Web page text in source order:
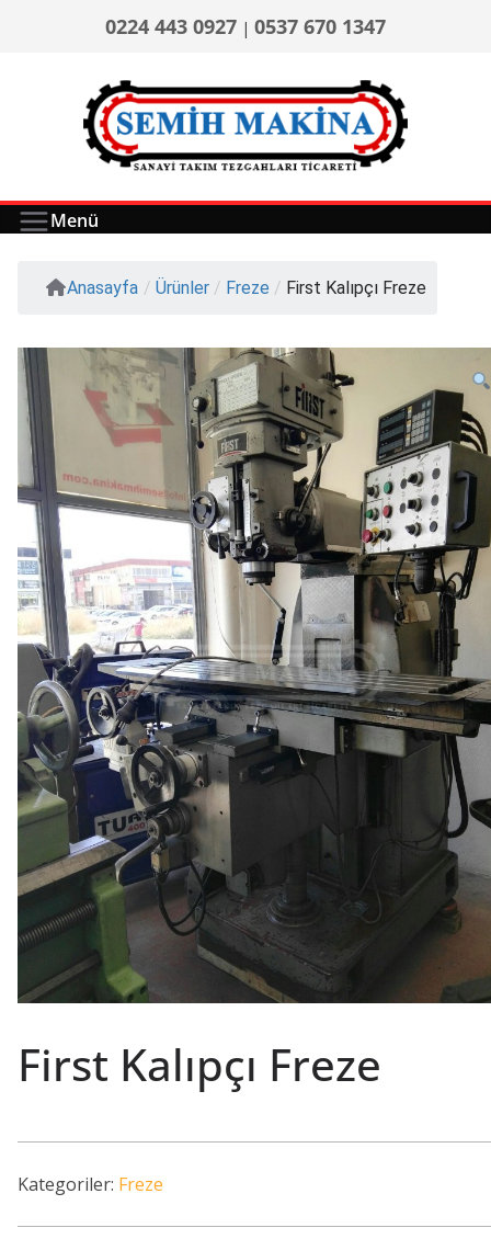
0224 443 0927 | 0537 670 1347
Menü
Anasayfa / Ürünler / Freze / First Kalıpçı Freze
First Kalıpçı Freze
Kategoriler: Freze